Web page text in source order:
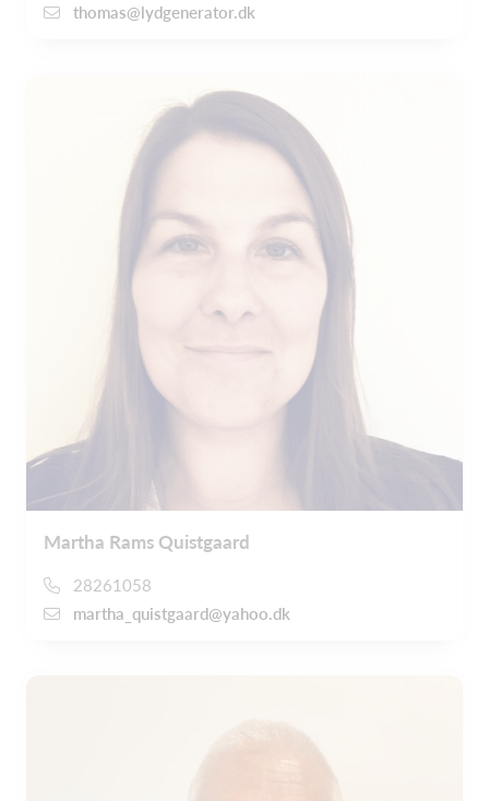
thomas@lydgenerator.dk
Martha Rams Quistgaard
28261058
martha_quistgaard@yahoo.dk